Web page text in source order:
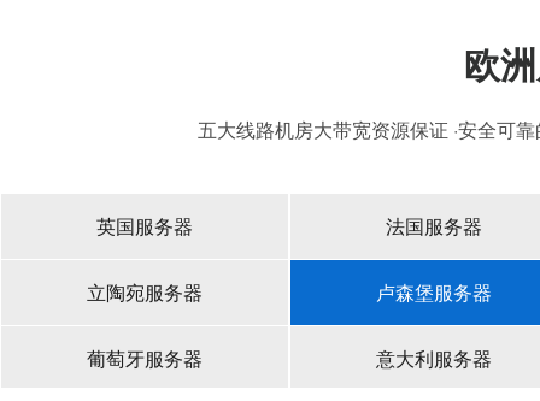
欧
五大线路机房大带宽资源保证 ·安全可
英国服务器 法国服务器
立陶宛服务器 卢森堡服务器
葡萄牙服务器 意大利服务器